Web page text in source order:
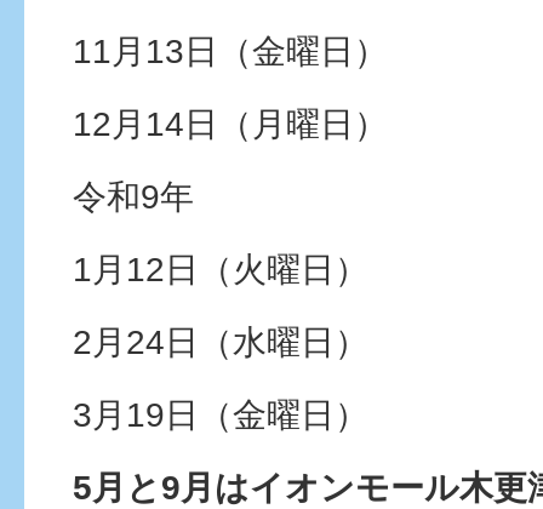
11月13日（金曜日）
12月14日（月曜日）
令和9年
1月12日（火曜日）
2月24日（水曜日）
3月19日（金曜日）
5月と9月はイオンモール木更